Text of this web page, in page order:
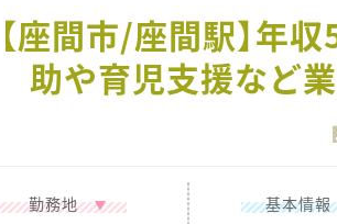
【座間市/座間駅】年
助や育児支援など
勤務地 基本情報